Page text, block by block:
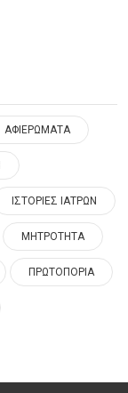
ΑΦΙΕΡΩΜΑΤΑ
ΙΣΤΟΡΙΕΣ ΙΑΤΡΩΝ
ΜΗΤΡΟΤΗΤΑ
ΠΡΩΤΟΠΟΡΙΑ